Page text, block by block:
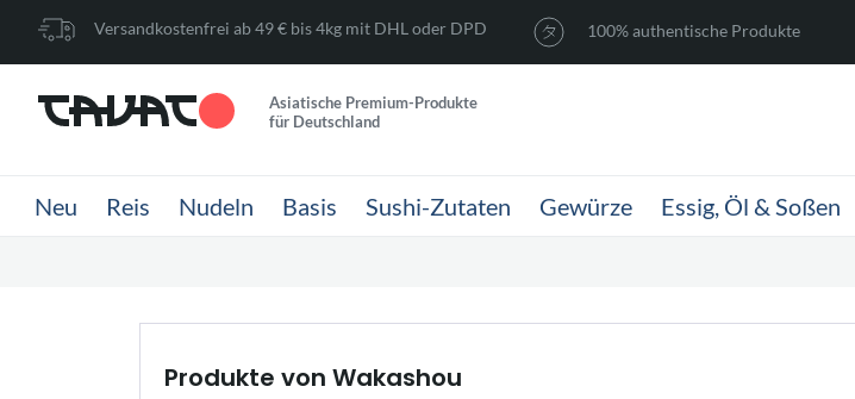
Versandkostenfrei ab 49 € bis 4kg mit DHL oder DPD 100% authentische Produkte
Asiatische Premium-Produkte
für Deutschland
Neu Reis Nudeln Basis Sushi-Zutaten Gewürze Essig, Öl & Soßen
Produkte von Wakashou